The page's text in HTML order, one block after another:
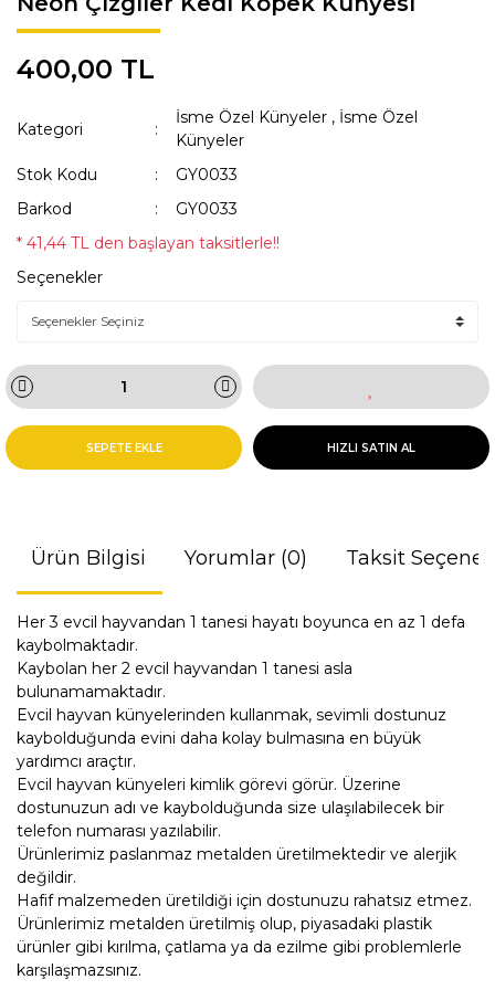
400,00 TL
Kategori
İsme Özel Künyeler , İsme Özel
Künyeler
Stok Kodu
GY0033
Barkod
GY0033
* 41,44 TL den başlayan taksitlerle!!
Seçenekler
SEPETE EKLE HIZLI SATIN AL
Ürün Bilgisi Yorumlar (0) Taksit
Her 3 evcil hayvandan 1 tanesi hayatı boyunca en az 1 defa
kaybolmaktadır.
Kaybolan her 2 evcil hayvandan 1 tanesi asla
bulunamamaktadır.
Evcil hayvan künyelerinden kullanmak, sevimli dostunuz
kaybolduğunda evini daha kolay bulmasına en büyük
yardımcı araçtır.
Evcil hayvan künyeleri kimlik görevi görür. Üzerine
dostunuzun adı ve kaybolduğunda size ulaşılabilecek bir
telefon numarası yazılabilir.
Ürünlerimiz paslanmaz metalden üretilmektedir ve alerjik
değildir.
Hafif malzemeden üretildiği için dostunuzu rahatsız etmez.
Ürünlerimiz metalden üretilmiş olup, piyasadaki plastik
ürünler gibi kırılma, çatlama ya da ezilme gibi problemlerle
karşılaşmazsınız.
KAKA POŞETİ ÇANTASI
ÖNLÜK
QR KODLU İSİMLİKLER
SWEAT
T-SHIRT
Lisanslı Künyeler
Müzik
Spor
Tıbbi & Engelliler
Ülkeler & Bayraklar